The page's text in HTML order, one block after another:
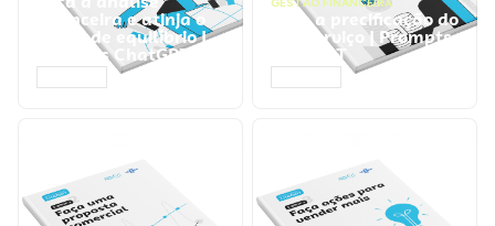
financeira e atinja o
ponto de equilíbrio |
Prompts ChatGPT
GESTÃO FINANCEIRA
Faça a precificação do
seu serviço | Prompts
ChatGPT